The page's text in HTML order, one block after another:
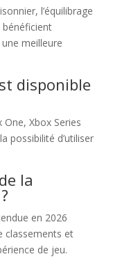
l’équilibrage
bénéficient
meilleure
disponible
Xbox Series
possibilité d’utiliser
la
en 2026
classements et
de jeu.